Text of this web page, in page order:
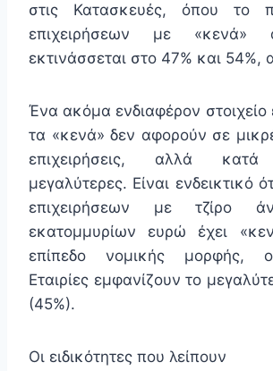
στις Κατασκευές, όπου το
επιχειρήσεων με «κενά»
εκτινάσσεται στο 47% και 54%,
Ένα ακόμα ενδιαφέρον στοιχείο
τα «κενά» δεν αφορούν σε
επιχειρήσεις, αλλά
μεγαλύτερες. Είναι ενδεικτικό
επιχειρήσεων με
εκατομμυρίων ευρώ έχει
επίπεδο νομικής μορφής,
Εταιρίες εμφανίζουν το
(45%).
Οι ειδικότητες που λείπουν